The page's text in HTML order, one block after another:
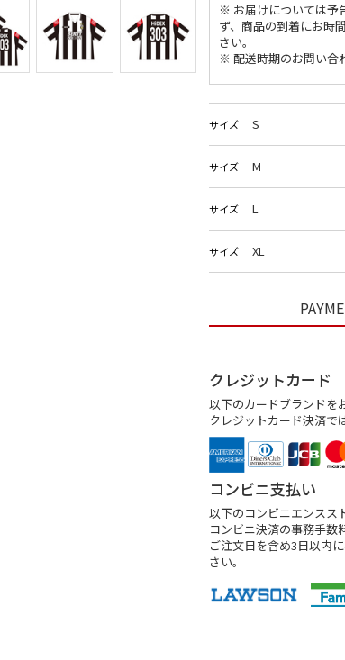
※ お届けについては予
ず、商品の到着にお時
さい。
※ 配送時期のお問い合
サイズ S
サイズ M
サイズ L
サイズ XL
クレジットカード
以下のカードブランドを
クレジットカード決済で
コンビニ支払い
以下のコンビニエンスス
コンビニ決済の事務手数
ご注文日を含め3日以内
さい。